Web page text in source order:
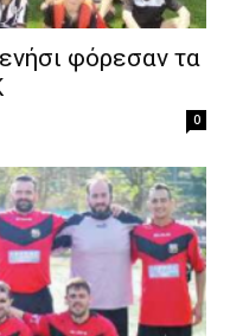
φόρεσαν τα
0